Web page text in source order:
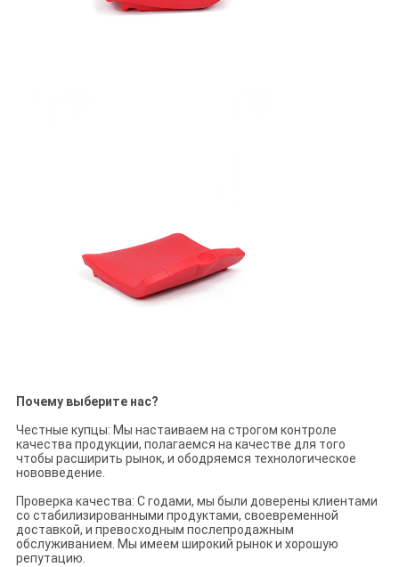
Почему выберите нас?
Честные купцы: Мы настаиваем на строгом контроле
качества продукции, полагаемся на качестве для того
чтобы расширить рынок, и ободряемся технологическое
нововведение.
Проверка качества: С годами, мы были доверены клиентами
со стабилизированными продуктами, своевременной
доставкой, и превосходным послепродажным
обслуживанием. Мы имеем широкий рынок и хорошую
репутацию.